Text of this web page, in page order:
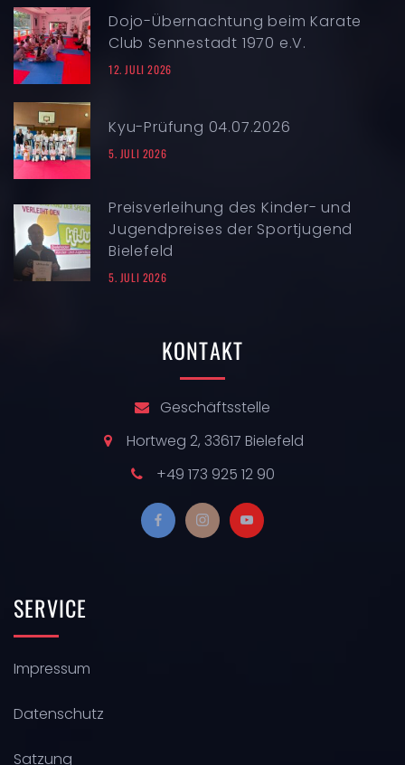
Dojo-Übernachtung beim Karate
Club Sennestadt 1970 e.V.
12. JULI 2026
Kyu-Prüfung 04.07.2026
5. JULI 2026
Preisverleihung des Kinder- und
Jugendpreises der Sportjugend
Bielefeld
5. JULI 2026
KONTAKT
Geschäftsstelle
Hortweg 2, 33617 Bielefeld
+49 173 925 12 90
SERVICE
Impressum
Datenschutz
Satzung